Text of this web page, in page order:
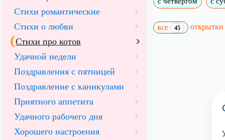
все 45 открытки
Стихи романтические
Стихи о любви
Стихи про котов
Удачной недели
Поздравления с пятницей
Поздравление с каникулами
Приятного аппетита
Удачного рабочего дня
Хорошего настроения